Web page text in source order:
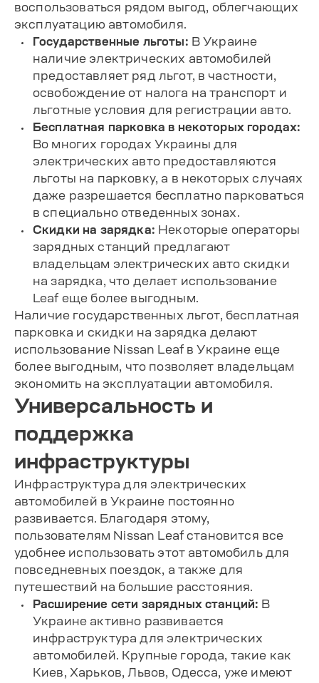
воспользоваться рядом выгод, облегчающих
эксплуатацию автомобиля.
Государственные льготы: В Украине
наличие электрических автомобилей
предоставляет ряд льгот, в частности,
освобождение от налога на транспорт и
льготные условия для регистрации авто.
Бесплатная парковка в некоторых городах:
Во многих городах Украины для
электрических авто предоставляются
льготы на парковку, а в некоторых случаях
даже разрешается бесплатно парковаться
в специально отведенных зонах.
Скидки на зарядка: Некоторые операторы
зарядных станций предлагают
владельцам электрических авто скидки
на зарядка, что делает использование
Leaf еще более выгодным.
Наличие государственных льгот, бесплатная
парковка и скидки на зарядка делают
использование Nissan Leaf в Украине еще
более выгодным, что позволяет владельцам
экономить на эксплуатации автомобиля.
Универсальность и
поддержка
инфраструктуры
Инфраструктура для электрических
автомобилей в Украине постоянно
развивается. Благодаря этому,
пользователям Nissan Leaf становится все
удобнее использовать этот автомобиль для
повседневных поездок, а также для
путешествий на большие расстояния.
Расширение сети зарядных станций: В
Украине активно развивается
инфраструктура для электрических
автомобилей. Крупные города, такие как
Киев, Харьков, Львов, Одесса, уже имеют